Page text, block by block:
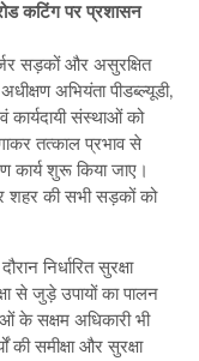
कटिंग पर प्रशासन
सड़कों और असुरक्षित
अभियंता पीडब्ल्यूडी,
कार्यदायी संस्थाओं को
तत्काल प्रभाव से
कार्य शुरू किया जाए।
शहर की सभी सड़कों को
निर्धारित सुरक्षा
से जुड़े उपायों का पालन
के सक्षम अधिकारी भी
की समीक्षा और सुरक्षा